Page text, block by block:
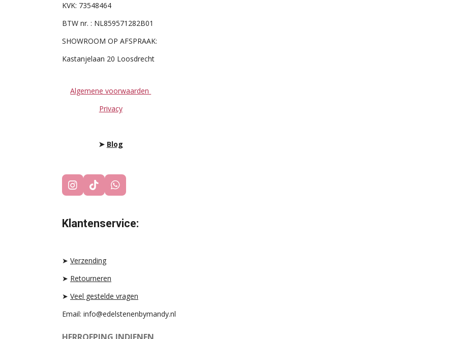
KVK: 73548464
BTW nr. : NL859571282B01
SHOWROOM OP AFSPRAAK:
Kastanjelaan 20 Loosdrecht
Algemene voorwaarden
Privacy
➤ Blog
I
N
A
A
M
T
I
O
W
H
S
Klantenservice:
➤ Verzending
➤ Retourneren
➤ Veel gestelde vragen
Email: info@edelstenenbymandy.nl
HERROEPING INDIENEN